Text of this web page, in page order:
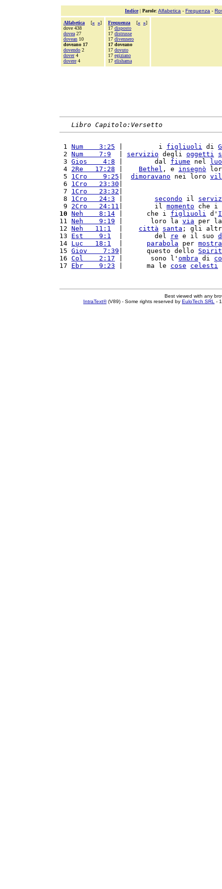
Indice| Parole: Alfabetica - Frequenza -
Alfabetica [« »]
dove 438
dovea 27
dovean 10
doveano 17
dovendo 2
dover4
dovere 4
Frequenza [« »]
17 disposto
17 distrusse
17 divennero
17 doveano
17 dovuto
17 egiziano
17 elishama
Libro Capitolo:Versetto
1 Num    3:25 |         i figliuoli di
2 Num    7:9 servizio degli oggetti
3 Gios    4:8 |        dal fiume nel
4 2Re   17:28 Bethel , e insegnò
5 1Cro    9:25 dimoravano nei loro
6 1Cro   23:30
7 1Cro   23:32
8 1Cro   24:3 secondo il
9 2Cro   24:11 |        il momento che i
10 Neh    8:14 |      che i figliuoli d'
11 Neh    9:19 |       loro la via per
12 Neh   11:1 città santa ; gli
13 Est    9:1
  |        del
re e il suo
14 Luc   18:1 parabola per
15 Giov    7:39 |      questo dello
16 Col    2:17 |       sono l' ombra di
17 Ebr    9:23 |      ma le cose celesti
Best viewed with any
IntraText®(V89) - Some rights reserved by EuloTech SRL -